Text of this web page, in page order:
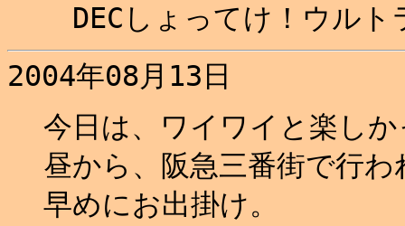
DECしょってけ！ウルト
2004年08月13日
今日は、ワイワイと楽し
昼から、阪急三番街で行
早めにお出掛け。